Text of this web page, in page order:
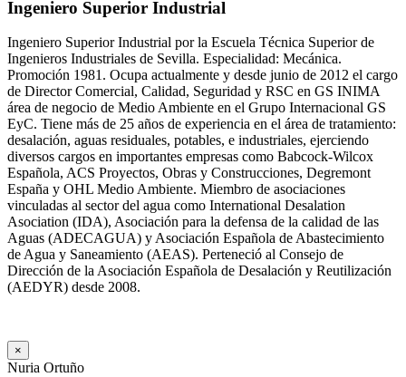
Ingeniero Superior Industrial
Ingeniero Superior Industrial por la Escuela Técnica Superior de
Ingenieros Industriales de Sevilla. Especialidad: Mecánica.
Promoción 1981. Ocupa actualmente y desde junio de 2012 el cargo
de Director Comercial, Calidad, Seguridad y RSC en GS INIMA
área de negocio de Medio Ambiente en el Grupo Internacional GS
EyC. Tiene más de 25 años de experiencia en el área de tratamiento:
desalación, aguas residuales, potables, e industriales, ejerciendo
diversos cargos en importantes empresas como Babcock-Wilcox
Española, ACS Proyectos, Obras y Construcciones, Degremont
España y OHL Medio Ambiente. Miembro de asociaciones
vinculadas al sector del agua como International Desalation
Asociation (IDA), Asociación para la defensa de la calidad de las
Aguas (ADECAGUA) y Asociación Española de Abastecimiento
de Agua y Saneamiento (AEAS). Perteneció al Consejo de
Dirección de la Asociación Española de Desalación y Reutilización
(AEDYR) desde 2008.
×
Nuria Ortuño